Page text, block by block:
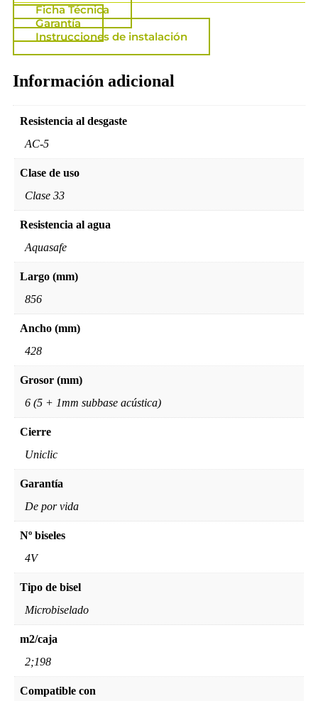
Ficha Técnica
Garantía
Instrucciones de instalación
Información adicional
Resistencia al desgaste
AC-5
Clase de uso
Clase 33
Resistencia al agua
Aquasafe
Largo (mm)
856
Ancho (mm)
428
Grosor (mm)
6 (5 + 1mm subbase acústica)
Cierre
Uniclic
Garantía
De por vida
Nº biseles
4V
Tipo de bisel
Microbiselado
m2/caja
2;198
Compatible con